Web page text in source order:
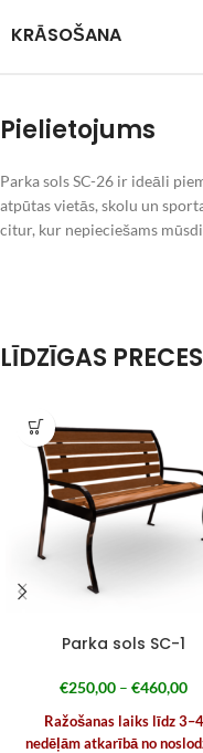
KRĀSOŠANA
Pielietojums
Parka sols SC-26 ir ideāli
atpūtas vietās, skolu un
citur, kur nepieciešams
LĪDZĪGAS PRECES
Parka sols SC-1
€250,00 – €460,00
Ražošanas laiks līdz 3–4
nedēļām atkarībā no